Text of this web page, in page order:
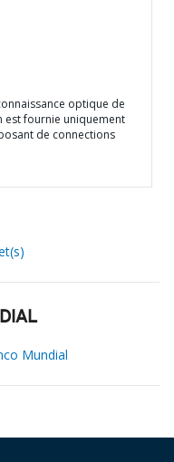
optique de
est fournie uniquement
de connections
Mundial